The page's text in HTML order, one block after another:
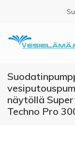
näytöllä
Techno Pro